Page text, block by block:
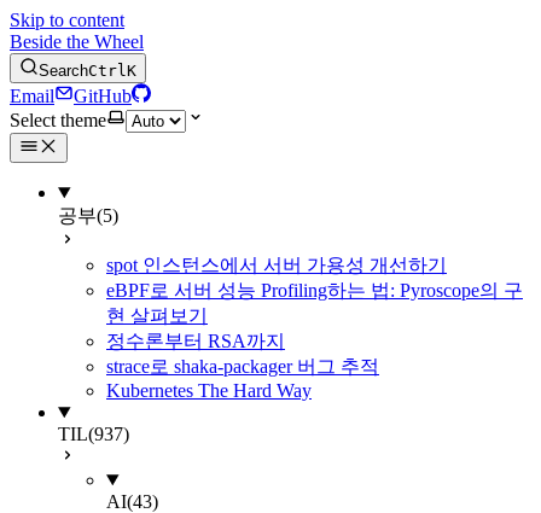
Skip to content
Beside the Wheel
SearchCtrlK
Email
GitHub
Select theme
공부(5)
spot 인스턴스에서 서버 가용성 개선하기
eBPF로 서버 성능 Profiling하는 법: Pyroscope의 구
현 살펴보기
정수론부터 RSA까지
strace로 shaka-packager 버그 추적
Kubernetes The Hard Way
TIL(937)
AI(43)